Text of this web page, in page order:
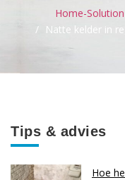
Home-
Natte kelder in
Tips & advies
Hoe